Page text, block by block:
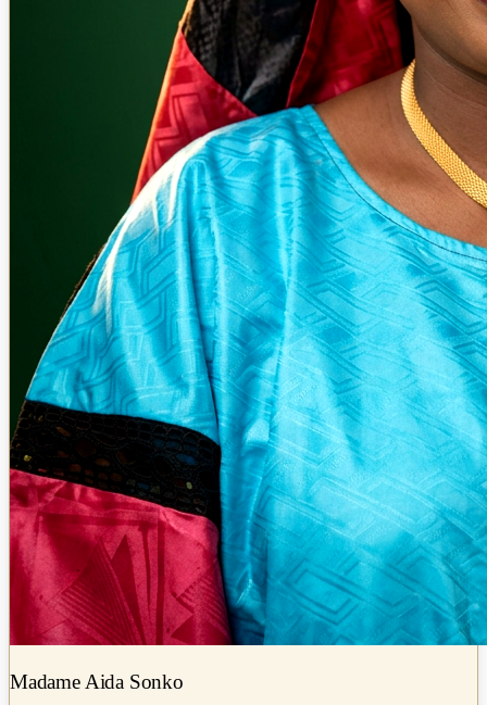
Madame Aida Sonko